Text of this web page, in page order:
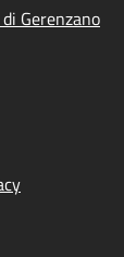
Gerenzano